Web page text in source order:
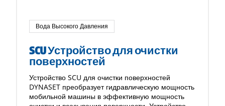
Вода Высокого Давления
SCU Устройство для очистки
поверхностей
Устройство SCU для очистки поверхностей
DYNASET преобразует гидравлическую мощность
мобильной машины в эффективную мощность